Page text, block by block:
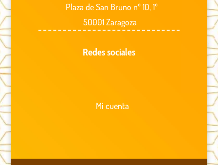
Plaza de San Bruno nº 10, 1º
50001 Zaragoza
Redes sociales
Mi cuenta